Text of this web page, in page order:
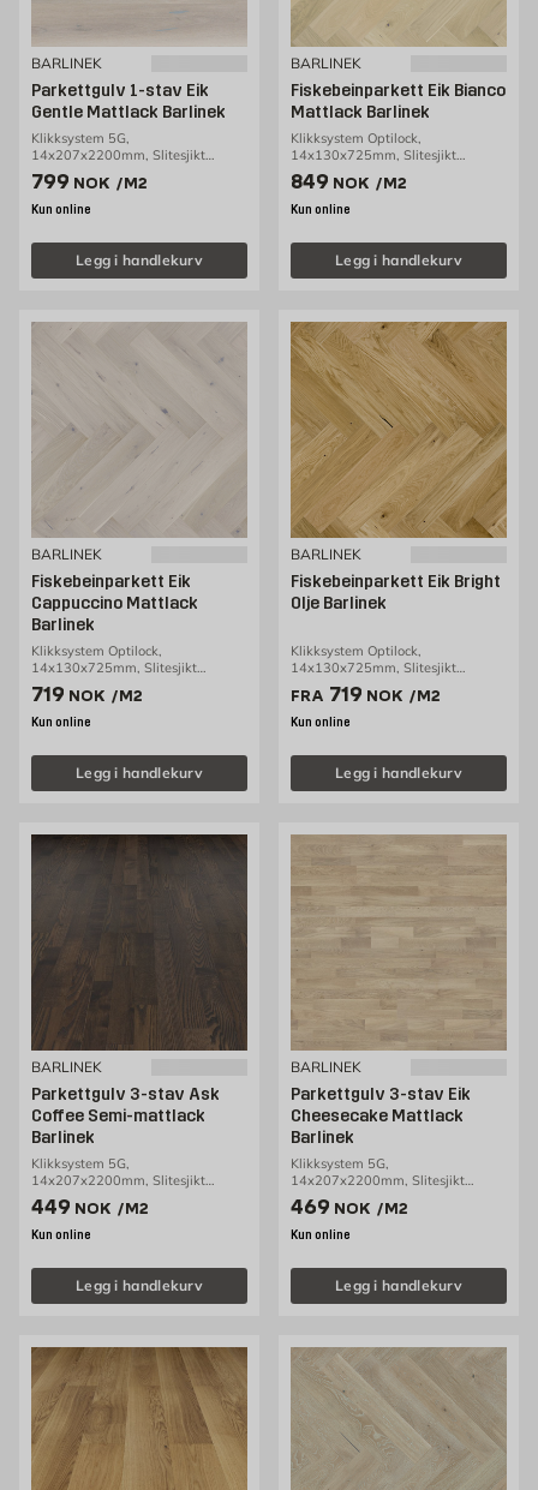
BARLINEK
Parkettgulv 1-stav Eik
Gentle Mattlack Barlinek
Klikksystem 5G,
14x207x2200mm, Slitesjikt
3,2mm, 3,18m2/pakke
Pris 799 NOK /m2
799 NOK /M2
Kun online
Legg i handlekurv
BARLINEK
Fiskebeinparkett Eik Bianco
Mattlack Barlinek
Klikksystem Optilock,
14x130x725mm, Slitesjikt
2,5mm, 0,65m2/pakke
Pris 849 NOK /m2
849 NOK /M2
Kun online
Legg i handlekurv
BARLINEK
Fiskebeinparkett Eik
Cappuccino Mattlack
Barlinek
Klikksystem Optilock,
14x130x725mm, Slitesjikt
2,5mm, 0,65m2/pakke
Pris 719 NOK /m2
719 NOK /M2
Kun online
Legg i handlekurv
BARLINEK
Fiskebeinparkett Eik Bright
Olje Barlinek
Klikksystem Optilock,
14x130x725mm, Slitesjikt
2,5mm, 0,65m2/pakke
FRA Pris 719 NOK /m2
719 NOK /M2
Kun online
Legg i handlekurv
BARLINEK
Parkettgulv 3-stav Ask
Coffee Semi-mattlack
Barlinek
Klikksystem 5G,
14x207x2200mm, Slitesjikt
3,2mm, 3,18m2/pakke
Pris 449 NOK /m2
449 NOK /M2
Kun online
Legg i handlekurv
BARLINEK
Parkettgulv 3-stav Eik
Cheesecake Mattlack
Barlinek
Klikksystem 5G,
14x207x2200mm, Slitesjikt
3,2mm, 3,18m2/pakke
Pris 469 NOK /m2
469 NOK /M2
Kun online
Legg i handlekurv